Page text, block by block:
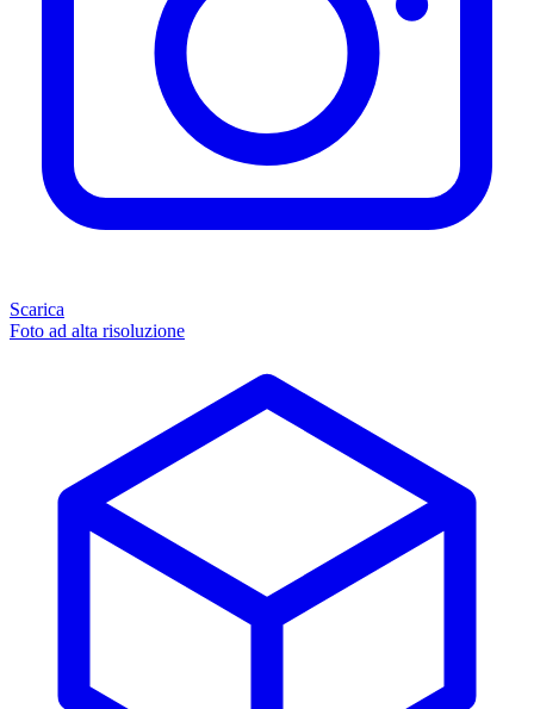
Scarica
Foto ad alta risoluzione